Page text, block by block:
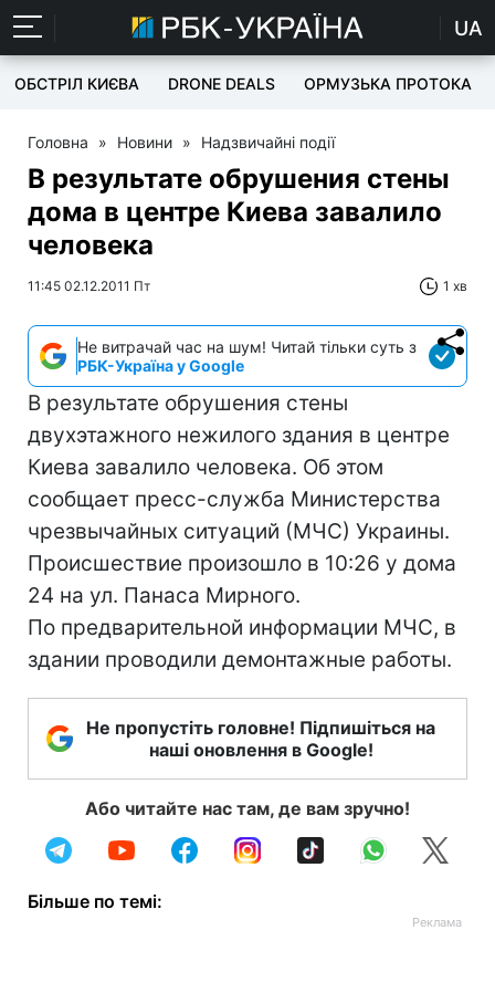
UA
ОБСТРІЛ КИЄВА DRONE DEALS ОРМУЗЬКА ПРОТОКА
Головна » Новини » Надзвичайні події
В результате обрушения стены
дома в центре Киева завалило
человека
11:45 02.12.2011 Пт 1 хв
Не витрачай час на шум! Читай тільки суть з
РБК-Україна у Google
В результате обрушения стены
двухэтажного нежилого здания в центре
Киева завалило человека. Об этом
сообщает пресс-служба Министерства
чрезвычайных ситуаций (МЧС) Украины.
Происшествие произошло в 10:26 у дома
24 на ул. Панаса Мирного.
По предварительной информации МЧС, в
здании проводили демонтажные работы.
Не пропустіть головне! Підпишіться на
наші оновлення в Google!
Або читайте нас там, де вам зручно!
Більше по темі: